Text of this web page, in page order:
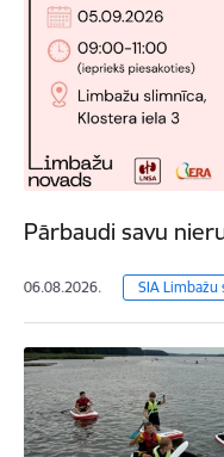
Pārbaudi savu
06.08.2026. SIA Limbažu